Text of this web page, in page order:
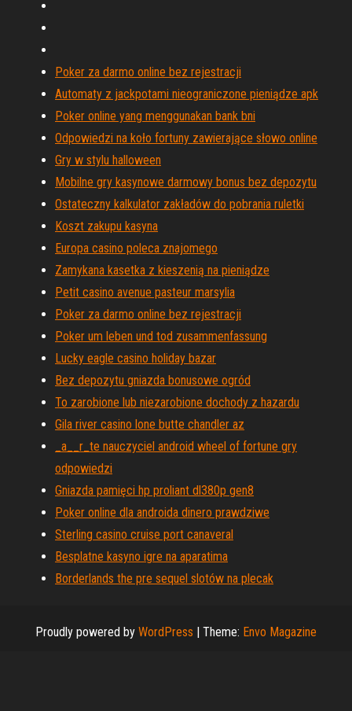
Poker za darmo online bez rejestracji
Automaty z jackpotami nieograniczone pieniądze apk
Poker online yang menggunakan bank bni
Odpowiedzi na koło fortuny zawierające słowo online
Gry w stylu halloween
Mobilne gry kasynowe darmowy bonus bez depozytu
Ostateczny kalkulator zakładów do pobrania ruletki
Koszt zakupu kasyna
Europa casino poleca znajomego
Zamykana kasetka z kieszenią na pieniądze
Petit casino avenue pasteur marsylia
Poker za darmo online bez rejestracji
Poker um leben und tod zusammenfassung
Lucky eagle casino holiday bazar
Bez depozytu gniazda bonusowe ogród
To zarobione lub niezarobione dochody z hazardu
Gila river casino lone butte chandler az
_a__r_te nauczyciel android wheel of fortune gry
odpowiedzi
Gniazda pamięci hp proliant dl380p gen8
Poker online dla androida dinero prawdziwe
Sterling casino cruise port canaveral
Besplatne kasyno igre na aparatima
Borderlands the pre sequel slotów na plecak
Proudly powered by WordPress | Theme: Envo Magazine